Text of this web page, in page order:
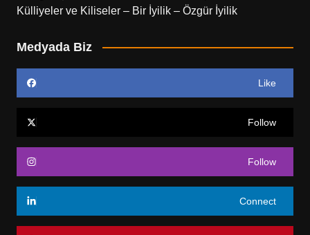
Külliyeler ve Kiliseler – Bir İyilik – Özgür İyilik
Medyada Biz
Like
Follow
Follow
Connect